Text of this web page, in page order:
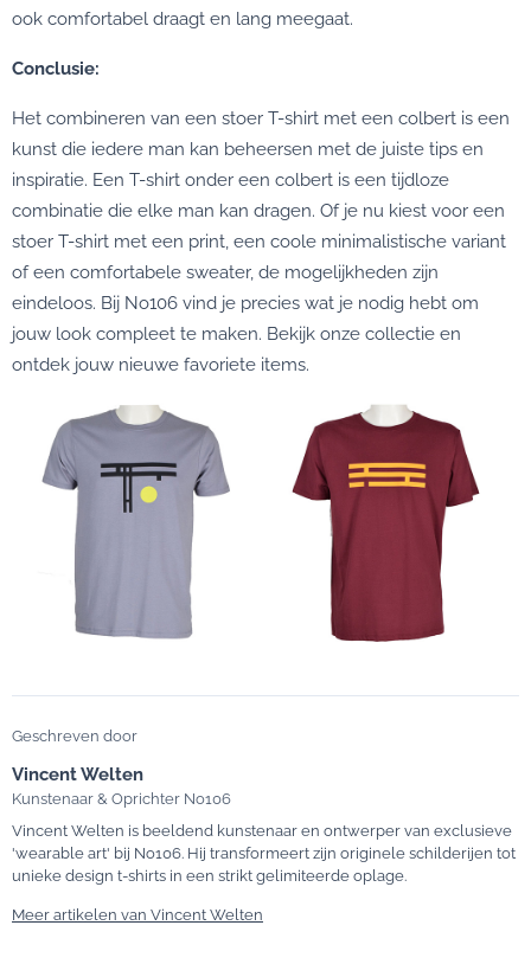
ook comfortabel draagt en lang meegaat.
Conclusie:
Het combineren van een stoer T-shirt met een colbert is een
kunst die iedere man kan beheersen met de juiste tips en
inspiratie. Een T-shirt onder een colbert is een tijdloze
combinatie die elke man kan dragen. Of je nu kiest voor een
stoer T-shirt met een print, een coole minimalistische variant
of een comfortabele sweater, de mogelijkheden zijn
eindeloos. Bij No106 vind je precies wat je nodig hebt om
jouw look compleet te maken. Bekijk onze collectie en
ontdek jouw nieuwe favoriete items.
Geschreven door
Vincent Welten
Kunstenaar & Oprichter No106
Vincent Welten is beeldend kunstenaar en ontwerper van exclusieve
'wearable art' bij No106. Hij transformeert zijn originele schilderijen tot
unieke design t-shirts in een strikt gelimiteerde oplage.
Meer artikelen van Vincent Welten